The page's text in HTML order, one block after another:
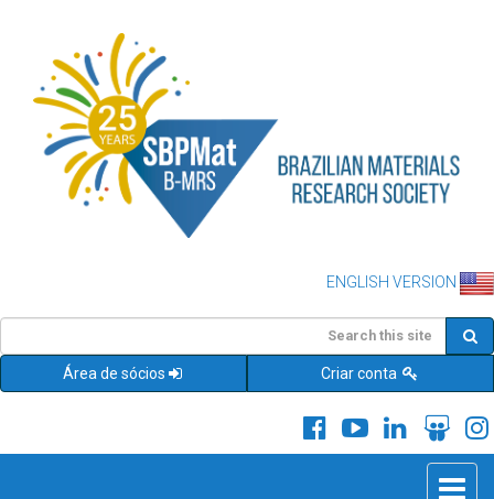
ENGLISH VERSION
Área de sócios Criar conta
Toggle